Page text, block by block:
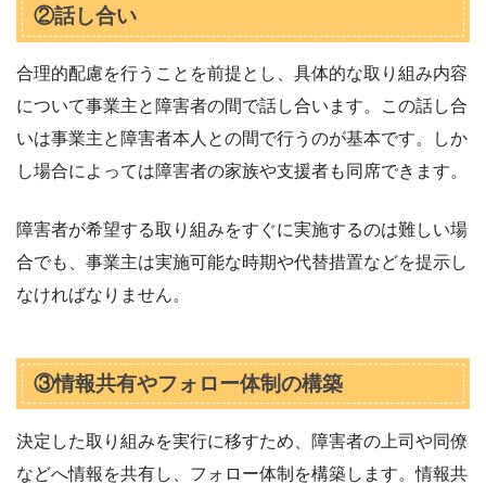
②話し合い
合理的配慮を行うことを前提とし、具体的な取り組み内容
について事業主と障害者の間で話し合います。この話し合
いは事業主と障害者本人との間で行うのが基本です。しか
し場合によっては障害者の家族や支援者も同席できます。
障害者が希望する取り組みをすぐに実施するのは難しい場
合でも、事業主は実施可能な時期や代替措置などを提示し
なければなりません。
③情報共有やフォロー体制の構築
決定した取り組みを実行に移すため、障害者の上司や同僚
などへ情報を共有し、フォロー体制を構築します。情報共